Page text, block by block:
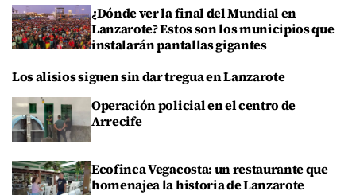
¿Dónde ver la final del Mundial en
Lanzarote? Estos son los municipios que
instalarán pantallas gigantes
Los alisios siguen sin dar tregua en Lanzarote
Operación policial en el centro de
Arrecife
Ecofinca Vegacosta: un restaurante que
homenajea la historia de Lanzarote